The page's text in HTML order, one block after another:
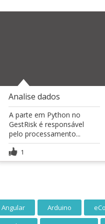
Analise dados
A parte em Python no
GestRisk é responsável
pelo processamento...
1
Angular Arduino